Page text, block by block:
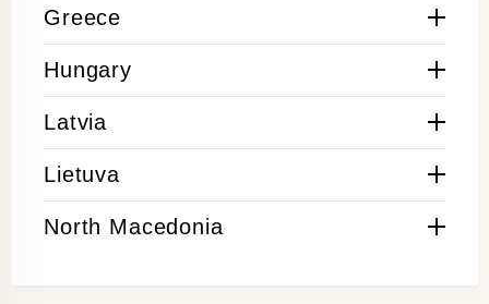
Greece
Hungary
Latvia
Lietuva
North Macedonia